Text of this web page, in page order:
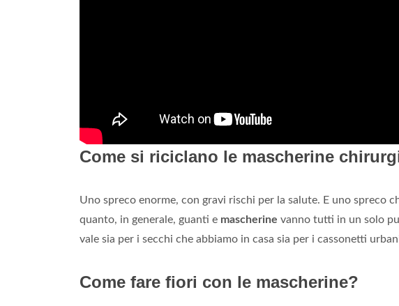
Come si riciclano le mascherine
Uno spreco enorme, con gravi rischi per la salute. E uno spreco
quanto, in generale, guanti e mascherine vanno tutti in un solo
vale sia per i secchi che abbiamo in casa sia per i cassonetti
Come fare fiori con le mascherine?